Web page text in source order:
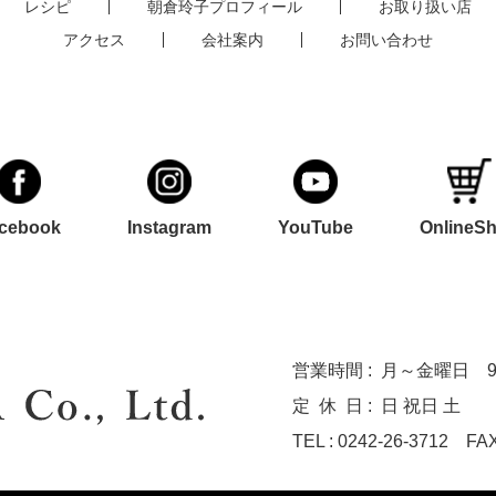
レシピ 朝倉玲子プロフィール
お取り扱い店
アクセス
会社案内 お問い合わせ
Instagram YouTube
営業時間 :
月～金曜日
定休
日 :
日 祝日 土
TEL : 0242-26-3712